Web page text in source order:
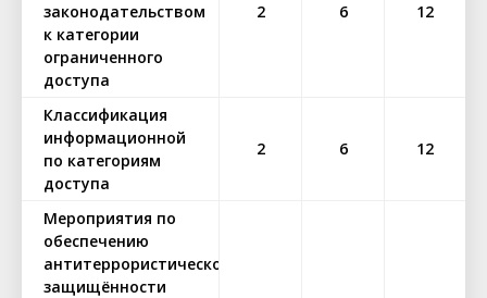
законодательством
к категории
ограниченного
доступа
2 6 12
Классификация
информационной
по категориям
доступа
2 6 12
Мероприятия по
обеспечению
антитеррористической
защищённости